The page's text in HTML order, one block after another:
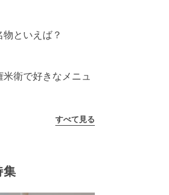
といえば？
米衛で好きなメニュ
すべて見る
集